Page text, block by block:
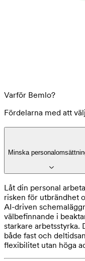
Varför Bemlo?
Fördelarna med att
Minska
Låt din personal
risken för utbrändhet
AI-driven
välbefinnande i
starkare arbetsstyrka.
både fast och
flexibilitet utan höga